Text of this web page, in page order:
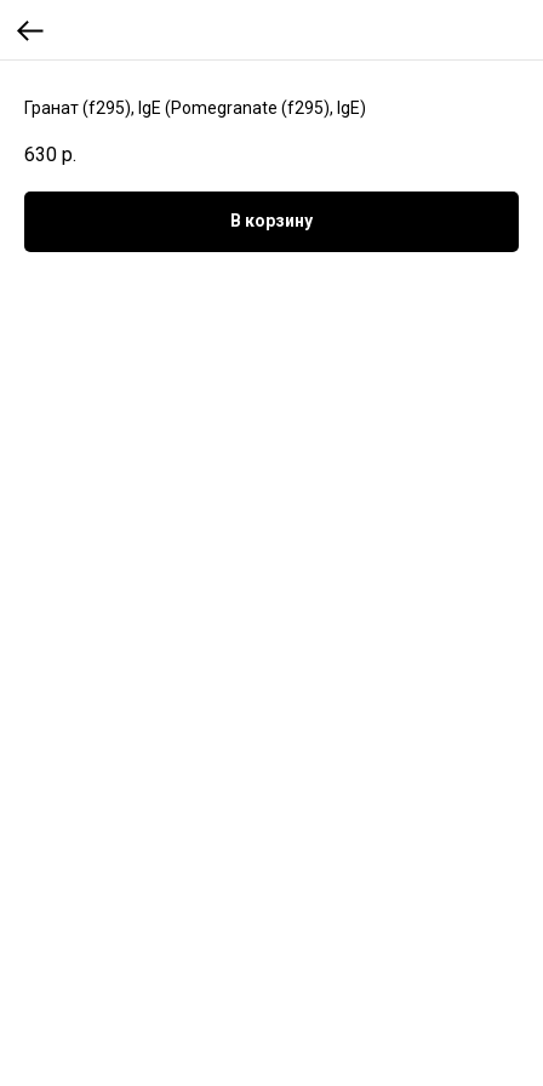
Гранат (f295), IgE (Pomegranate (f295), IgE)
630 р.
В корзину